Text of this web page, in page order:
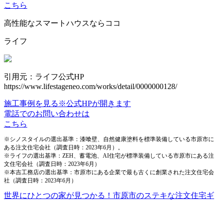
こちら
高性能なスマートハウスならココ
ライフ
引用元：ライフ公式HP
https://www.lifestageneo.com/works/detail/0000000128/
施工事例を見る ※公式HPが開きます
電話でのお問い合わせは
こちら
※シノスタイルの選出基準：漆喰壁、自然健康塗料を標準装備している市原市に
ある注文住宅会社（調査日時：2023年6月）。
※ライフの選出基準：ZEH、蓄電池、AI住宅が標準装備している市原市にある注
文住宅会社（調査日時：2023年6月）
※本吉工務店の選出基準：市原市にある企業で最も古くに創業された注文住宅会
社（調査日時：2023年6月）
世界にひとつの家が見つかる！市原市のステキな注文住宅ギ